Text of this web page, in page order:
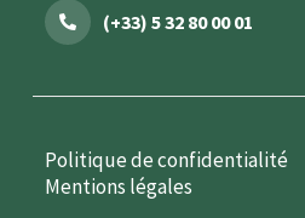
(+33) 5 32 80 00 01
Politique de confidentialité
Mentions légales